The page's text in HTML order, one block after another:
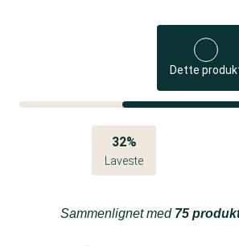
Dette
32%
Laveste
Sammenlignet med 75